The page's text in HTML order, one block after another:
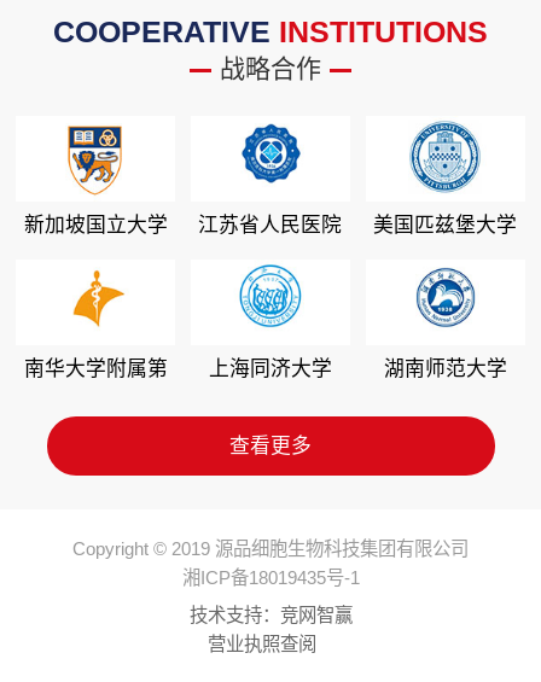
COOPERATIVE INSTITUTIONS
战略合作
新加坡国立大学 江苏省人民医院 美国匹兹堡大学
南华大学附属第
上海同济大学 湖南师范大学
查看更多
Copyright © 2019 源品细胞生物科技集团有限公司
湘ICP备18019435号-1
技术支持： 竞网智赢
营业执照查阅